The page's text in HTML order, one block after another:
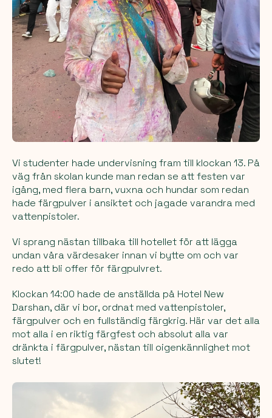
Vi studenter hade undervisning fram till klockan 13. På
väg från skolan kunde man redan se att festen var
igång, med flera barn, vuxna och hundar som redan
hade färgpulver i ansiktet och jagade varandra med
vattenpistoler.
Vi sprang nästan tillbaka till hotellet för att lägga
undan våra värdesaker innan vi bytte om och var
redo att bli offer för färgpulvret.
Klockan 14:00 hade de anställda på Hotel New
Darshan, där vi bor, ordnat med vattenpistoler,
färgpulver och en fullständig färgkrig. Här var det alla
mot alla i en riktig färgfest och absolut alla var
dränkta i färgpulver, nästan till oigenkännlighet mot
slutet!